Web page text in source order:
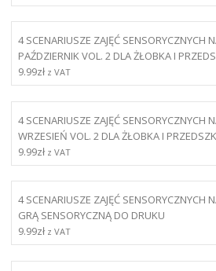
4 SCENARIUSZE ZAJĘĆ SENSORYCZNYCH
PAŹDZIERNIK VOL. 2 DLA ŻŁOBKA I
9.99zł z VAT
4 SCENARIUSZE ZAJĘĆ SENSORYCZNYCH
WRZESIEŃ VOL. 2 DLA ŻŁOBKA I
9.99zł z VAT
4 SCENARIUSZE ZAJĘĆ SENSORYCZNYCH
GRĄ SENSORYCZNĄ DO DRUKU
9.99zł z VAT